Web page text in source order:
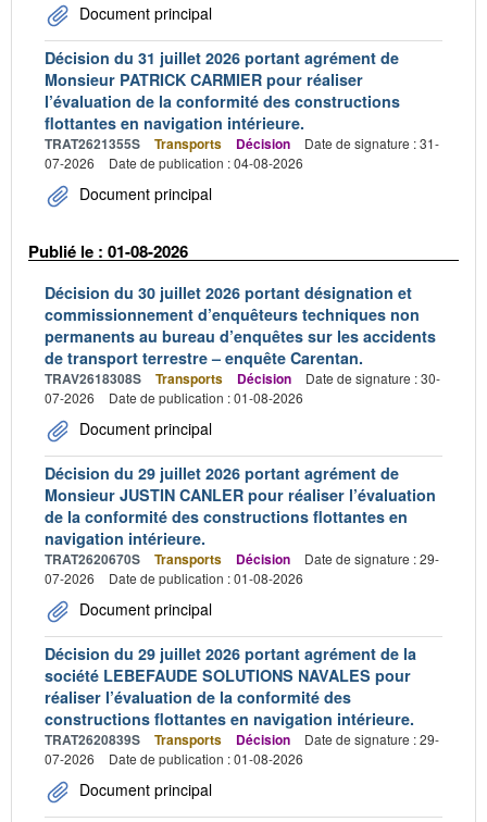
Document principal
Décision du 31 juillet 2026 portant agrément de
Monsieur PATRICK CARMIER pour réaliser
l’évaluation de la conformité des constructions
flottantes en navigation intérieure.
TRAT2621355S Transports Décision
Date de signature : 31-
07-2026
Date de publication : 04-08-2026
Document principal
Publié le : 01-08-2026
Décision du 30 juillet 2026 portant désignation et
commissionnement d’enquêteurs techniques non
permanents au bureau d’enquêtes sur les accidents
de transport terrestre – enquête Carentan.
TRAV2618308S Transports Décision
Date de signature : 30-
07-2026
Date de publication : 01-08-2026
Document principal
Décision du 29 juillet 2026 portant agrément de
Monsieur JUSTIN CANLER pour réaliser l’évaluation
de la conformité des constructions flottantes en
navigation intérieure.
TRAT2620670S Transports Décision
Date de signature : 29-
07-2026
Date de publication : 01-08-2026
Document principal
Décision du 29 juillet 2026 portant agrément de la
société LEBEFAUDE SOLUTIONS NAVALES pour
réaliser l’évaluation de la conformité des
constructions flottantes en navigation intérieure.
TRAT2620839S Transports Décision
Date de signature : 29-
07-2026
Date de publication : 01-08-2026
Document principal